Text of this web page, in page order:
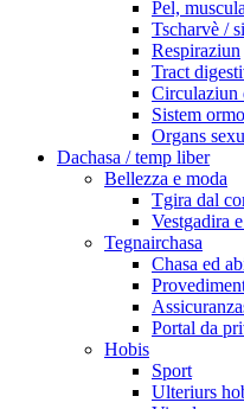
Pel,
Tscharvè /
Respiraziun
Tract
Circulaziun
Sistem
Organs
Dachasa / temp liber
Bellezza e moda
Tgira dal
Vestgadira
Tegnairchasa
Chasa ed
Portal da
Hobis
Sport
Ulteriurs